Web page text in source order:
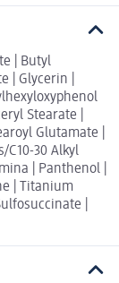
| Butyl
| Glycerin |
Stearate |
Glutamate |
C10-30 Alkyl
| Panthenol |
| Titanium
|